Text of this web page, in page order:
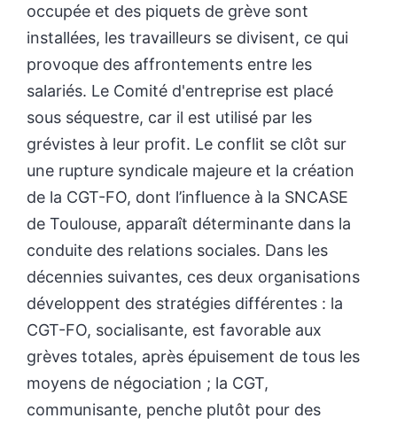
occupée et des piquets de grève sont
installées, les travailleurs se divisent, ce qui
provoque des affrontements entre les
salariés. Le Comité d'entreprise est placé
sous séquestre, car il est utilisé par les
grévistes à leur profit. Le conflit se clôt sur
une rupture syndicale majeure et la création
de la CGT-FO, dont l’influence à la SNCASE
de Toulouse, apparaît déterminante dans la
conduite des relations sociales. Dans les
décennies suivantes, ces deux organisations
développent des stratégies différentes : la
CGT-FO, socialisante, est favorable aux
grèves totales, après épuisement de tous les
moyens de négociation ; la CGT,
communisante, penche plutôt pour des